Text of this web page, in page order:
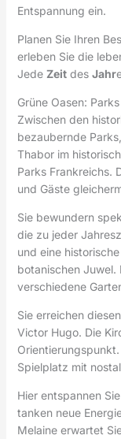
Entspannung ein.
Planen Sie Ihren
erleben Sie die
Jede Zeitdes Jahr
Grüne Oasen:
Zwischen den
bezaubernde
Thabor im
Parks Frankreichs.
und Gäste
Sie bewundern
die zu jeder
und eine
botanischen
verschiedene
Sie erreichen
Victor Hugo. Die
Spielplatz mit
Hier entspannen
tanken neue
Melaine erwartet